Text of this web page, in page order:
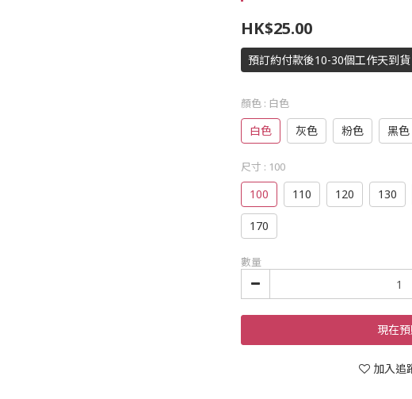
HK$25.00
預訂約付款後10-30個工作天到貨
顏色 : 白色
白色 灰色 粉色 黑色
尺寸 : 100
100 110 120 130
170
數量
現在
加入追